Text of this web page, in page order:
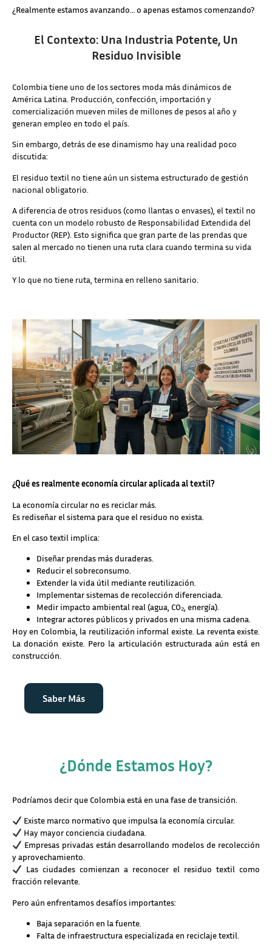
¿Realmente estamos avanzando… o apenas estamos comenzando?
El Contexto: Una Industria Potente, Un
Residuo Invisible
Colombia tiene uno de los sectores moda más dinámicos de
América Latina. Producción, confección, importación y
comercialización mueven miles de millones de pesos al año y
generan empleo en todo el país.
Sin embargo, detrás de ese dinamismo hay una realidad poco
discutida:
El residuo textil no tiene aún un sistema estructurado de gestión
nacional obligatorio.
A diferencia de otros residuos (como llantas o envases), el textil no
cuenta con un modelo robusto de Responsabilidad Extendida del
Productor (REP). Esto significa que gran parte de las prendas que
salen al mercado no tienen una ruta clara cuando termina su vida
útil.
Y lo que no tiene ruta, termina en relleno sanitario.
¿Qué es realmente economía circular aplicada al textil?
La economía circular no es reciclar más.
Es rediseñar el sistema para que el residuo no exista.
En el caso textil implica:
Diseñar prendas más duraderas.
Reducir el sobreconsumo.
Extender la vida útil mediante reutilización.
Implementar sistemas de recolección diferenciada.
Medir impacto ambiental real (agua, CO₂, energía).
Integrar actores públicos y privados en una misma cadena.
Hoy en Colombia, la reutilización informal existe. La reventa existe.
La donación existe. Pero la articulación estructurada aún está en
construcción.
Saber Más
¿Dónde Estamos Hoy?
Podríamos decir que Colombia está en una fase de transición.
Existe marco normativo que impulsa la economía circular.
Hay mayor conciencia ciudadana.
Empresas privadas están desarrollando modelos de recolección
y aprovechamiento.
Las ciudades comienzan a reconocer el residuo textil como
fracción relevante.
Pero aún enfrentamos desafíos importantes:
Baja separación en la fuente.
Falta de infraestructura especializada en reciclaje textil.